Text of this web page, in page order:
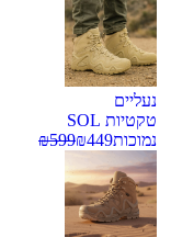
נעליים
טקטיות SOL
נמוכות
₪449
₪599